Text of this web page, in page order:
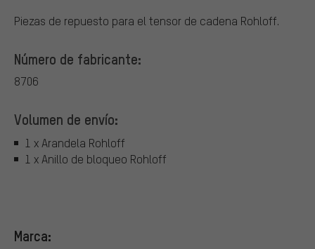
Piezas de repuesto para el tensor de cadena Rohloff.
Número de fabricante:
8706
Volumen de envío:
1 x Arandela Rohloff
1 x Anillo de bloqueo Rohloff
Marca: